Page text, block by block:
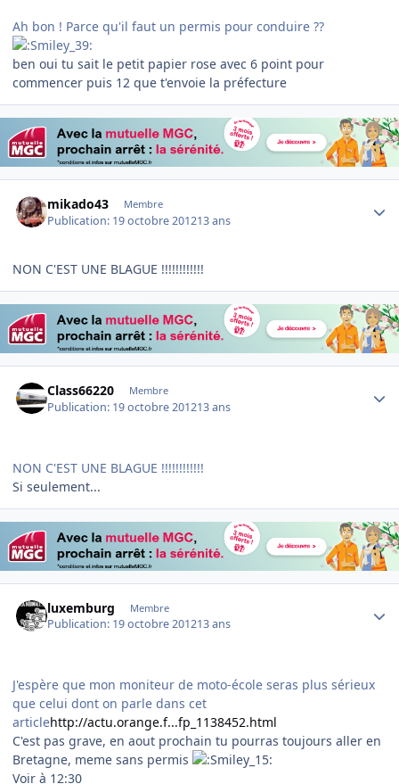
Ah bon ! Parce qu'il faut un permis pour conduire ??
ben oui tu sait le petit papier rose avec 6 point pour
commencer puis 12 que t'envoie la préfecture
mikado43 Membre
Publication: 19 octobre 201213 ans
NON C'EST UNE BLAGUE !!!!!!!!!!!!
Class66220 Membre
Publication: 19 octobre 201213 ans
NON C'EST UNE BLAGUE !!!!!!!!!!!!
Si seulement...
luxemburg Membre
Publication: 19 octobre 201213 ans
J'espère que mon moniteur de moto-école seras plus sérieux
que celui dont on parle dans cet
articlehttp://actu.orange.f...fp_1138452.html
C'est pas grave, en aout prochain tu pourras toujours aller en
Bretagne, meme sans permis
Voir à 12:30